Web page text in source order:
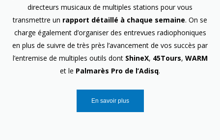
directeurs musicaux de multiples stations pour vous
transmettre un rapport détaillé à chaque semaine. On se
charge également d’organiser des entrevues radiophoniques
en plus de suivre de très près l’avancement de vos succès par
l’entremise de multiples outils dont ShineX, 45Tours, WARM
et le Palmarès Pro de l’Adisq.
En savoir plus